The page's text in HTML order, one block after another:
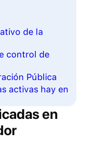
de la
control de
Pública
activas hay en
en